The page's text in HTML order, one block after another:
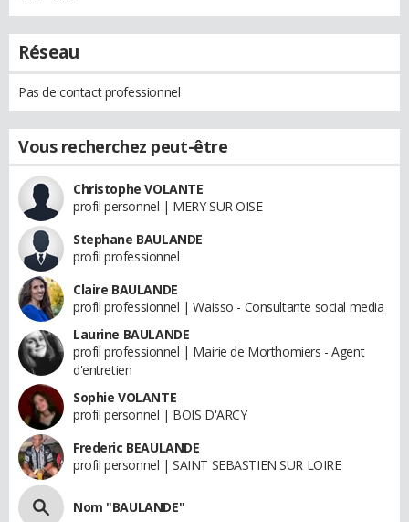
Réseau
Pas de contact professionnel
Vous recherchez peut-être
Christophe VOLANTE
profil personnel | MERY SUR OISE
Stephane BAULANDE
profil professionnel
Claire BAULANDE
profil professionnel | Waisso - Consultante social media
Laurine BAULANDE
profil professionnel | Mairie de Morthomiers - Agent
d'entretien
Sophie VOLANTE
profil personnel | BOIS D'ARCY
Frederic BEAULANDE
profil personnel | SAINT SEBASTIEN SUR LOIRE
Nom "BAULANDE"